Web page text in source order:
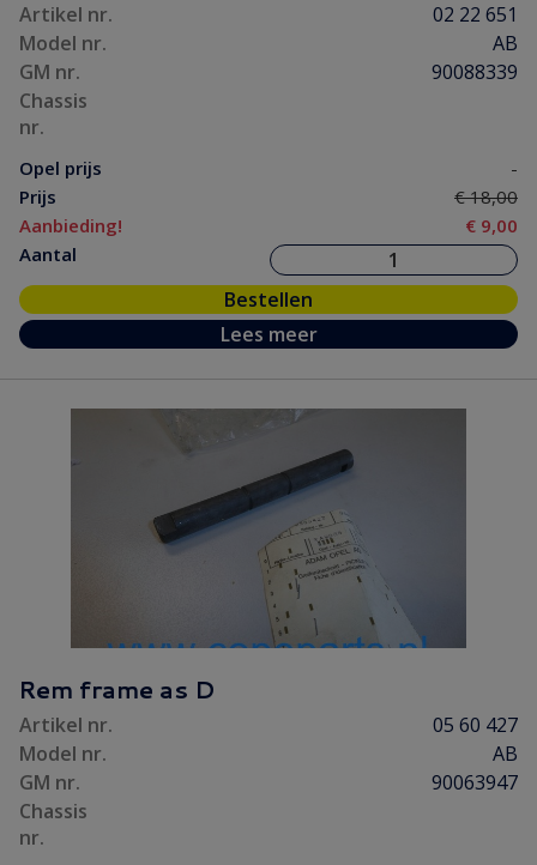
Artikel nr.
02 22 651
Model nr.
AB
GM nr.
90088339
Chassis
nr.
Opel prijs
-
Prijs
€ 18,00
Aanbieding!
€ 9,00
Aantal
Bestellen
Lees meer
Rem frame as D
Artikel nr.
05 60 427
Model nr.
AB
GM nr.
90063947
Chassis
nr.